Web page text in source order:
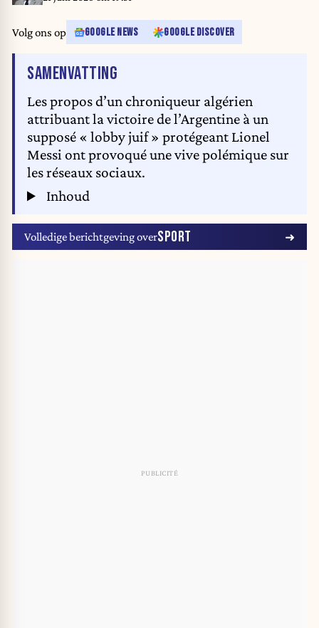
Volg ons op GOOGLE NEWS GOOGLE DISCOVER
SAMENVATTING
Les propos d’un chroniqueur algérien
attribuant la victoire de l’Argentine à un
supposé « lobby juif » protégeant Lionel
Messi ont provoqué une vive polémique sur
les réseaux sociaux.
Inhoud
Volledige berichtgeving overSPORT